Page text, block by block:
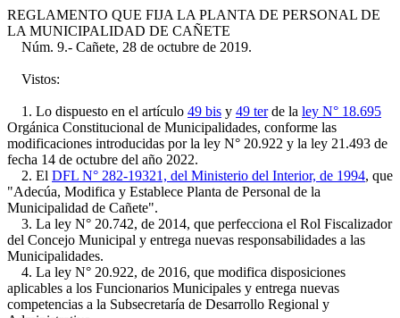
REGLAMENTO QUE FIJA LA PLANTA DE PERSONAL DE
LA MUNICIPALIDAD DE CAÑETE
Núm. 9.- Cañete, 28 de octubre de 2019.
Vistos:
1. Lo dispuesto en el artículo 49 bis y 49 terde la ley N° 18.695
Orgánica Constitucional de Municipalidades, conforme las
modificaciones introducidas por la ley N° 20.922 y la ley 21.493 de
fecha 14 de octubre del año 2022.
2. El DFL N° 282-19321, del Ministerio del Interior, de 1994, que
"Adecúa, Modifica y Establece Planta de Personal de la
Municipalidad de Cañete".
3. La ley N° 20.742, de 2014, que perfecciona el Rol Fiscalizador
del Concejo Municipal y entrega nuevas responsabilidades a las
Municipalidades.
4. La ley N° 20.922, de 2016, que modifica disposiciones
aplicables a los Funcionarios Municipales y entrega nuevas
competencias a la Subsecretaría de Desarrollo Regional y